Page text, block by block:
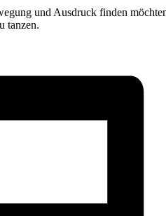
und Ausdruck finden
tanzen.